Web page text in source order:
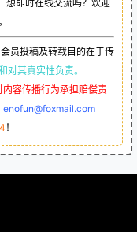
想即时在线交流吗？欢迎
员投稿及转载目的在于传
对其真实性负责。
内容传播行为承担赔偿责
enofun@foxmail.com
！